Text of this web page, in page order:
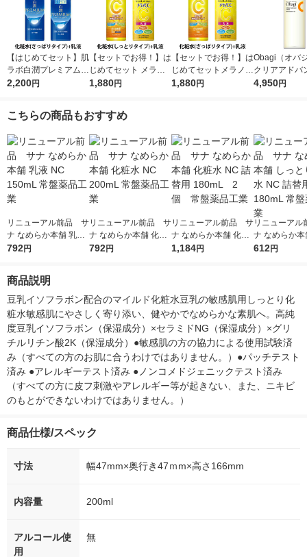
【はじめてセット】肌
ラボ白潤プレミアム薬
用浸透美白化粧水＋乳
2,200円
【セットでお得！】は
じめてセット メラノC
C薬用しみ対策美白化
1,880円
【セットでお得！】は
じめてセットメラノC
C薬用しみ対策美白化
1,880円
Obagi（オ
クリアアドバ
ーション 本
4,950円
こちらの商品もおすすめ
リニューアル前品 サ
ナ なめらか本舗 乳液
NC 150mL 常盤薬品
792円
リニューアル前品 サ
ナ なめらか本舗 化粧
水 NC 200mL 常盤薬
792円
リニューアル前品 サ
ナ なめらか本舗 化粧
水 NC 詰替用 180mL
1,184円
リニューア
ナ なめらか本
とり化粧水
612円
商品説明
豆乳イソフラボン配合のマイルド化粧水豆乳の敏感肌用しっとり化
粧水敏感肌にやさしく寄り添い、健やかでなめらかな素肌へ。高純
度豆乳イソフラボン（保湿成分）×セラミドNG（保湿成分）×グリ
チルリチン酸2K（保湿成分）●敏感肌の方の協力による使用試験済
み（すべての方のお肌に合うわけではありません。）●パッチテスト
済み ●アレルギーテスト済み ●ノンコメドジェニックテスト済み
（すべての方に皮フ刺激やアレルギー等が起きない、また、ニキビ
のもとができないわけではありません。）
商品仕様/スペック
寸法 幅47mm×奥行き47ｍm×高さ166mm
内容量 200ml
アルコール使
用
無